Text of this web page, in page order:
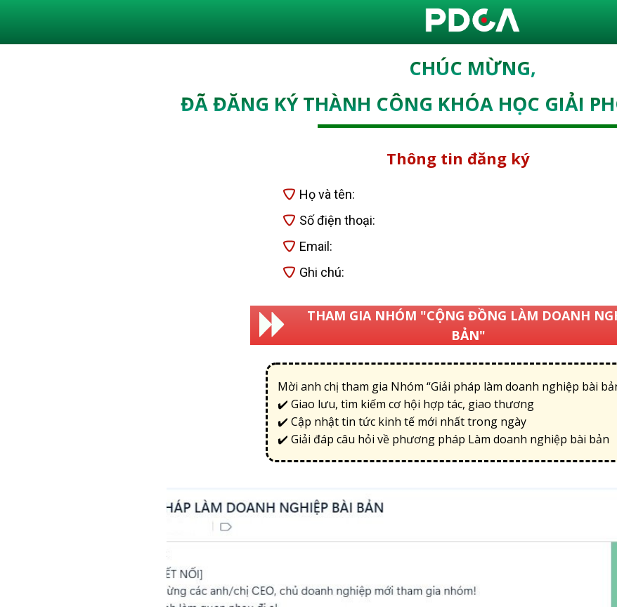
CHÚC MỪNG,
ĐÃ ĐĂNG KÝ THÀNH CÔNG KHÓA HỌC GIẢI
Thông tin đăng ký
Họ và tên:
Số điện thoại:
Email:
Ghi chú:
THAM GIA NHÓM "CỘNG ĐỒNG LÀM DOANH
BẢN"
Mời anh chị tham gia Nhóm “Giải pháp làm doanh nghiệp bài
✔️ Giao lưu, tìm kiếm cơ hội hợp tác, giao thương
✔️ Cập nhật tin tức kinh tế mới nhất trong ngày
✔️ Giải đáp câu hỏi về phương pháp Làm doanh nghiệp bài bản